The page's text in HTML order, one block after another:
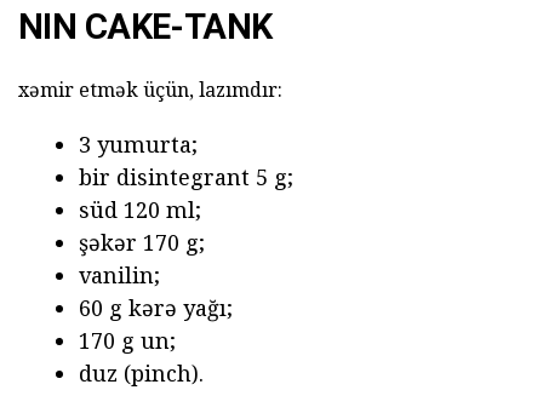
NIN CAKE-TANK
xəmir etmək üçün, lazımdır:
3 yumurta;
bir disintegrant 5 g;
süd 120 ml;
şəkər 170 g;
vanilin;
60 g kərə yağı;
170 g un;
duz (pinch).